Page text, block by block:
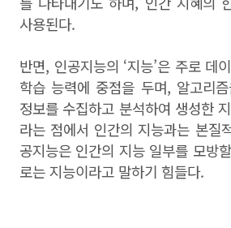
사용된다.
반면, 인공지능의 ‘지능’은 주로 데
학습 능력에 중점을 두며, 알고리
정보를 수집하고 분석하여 생성한
라는 점에서 인간의 지능과는 본질
공지능은 인간의 지능 일부를 모방
로는 지능이라고 말하기 힘들다.